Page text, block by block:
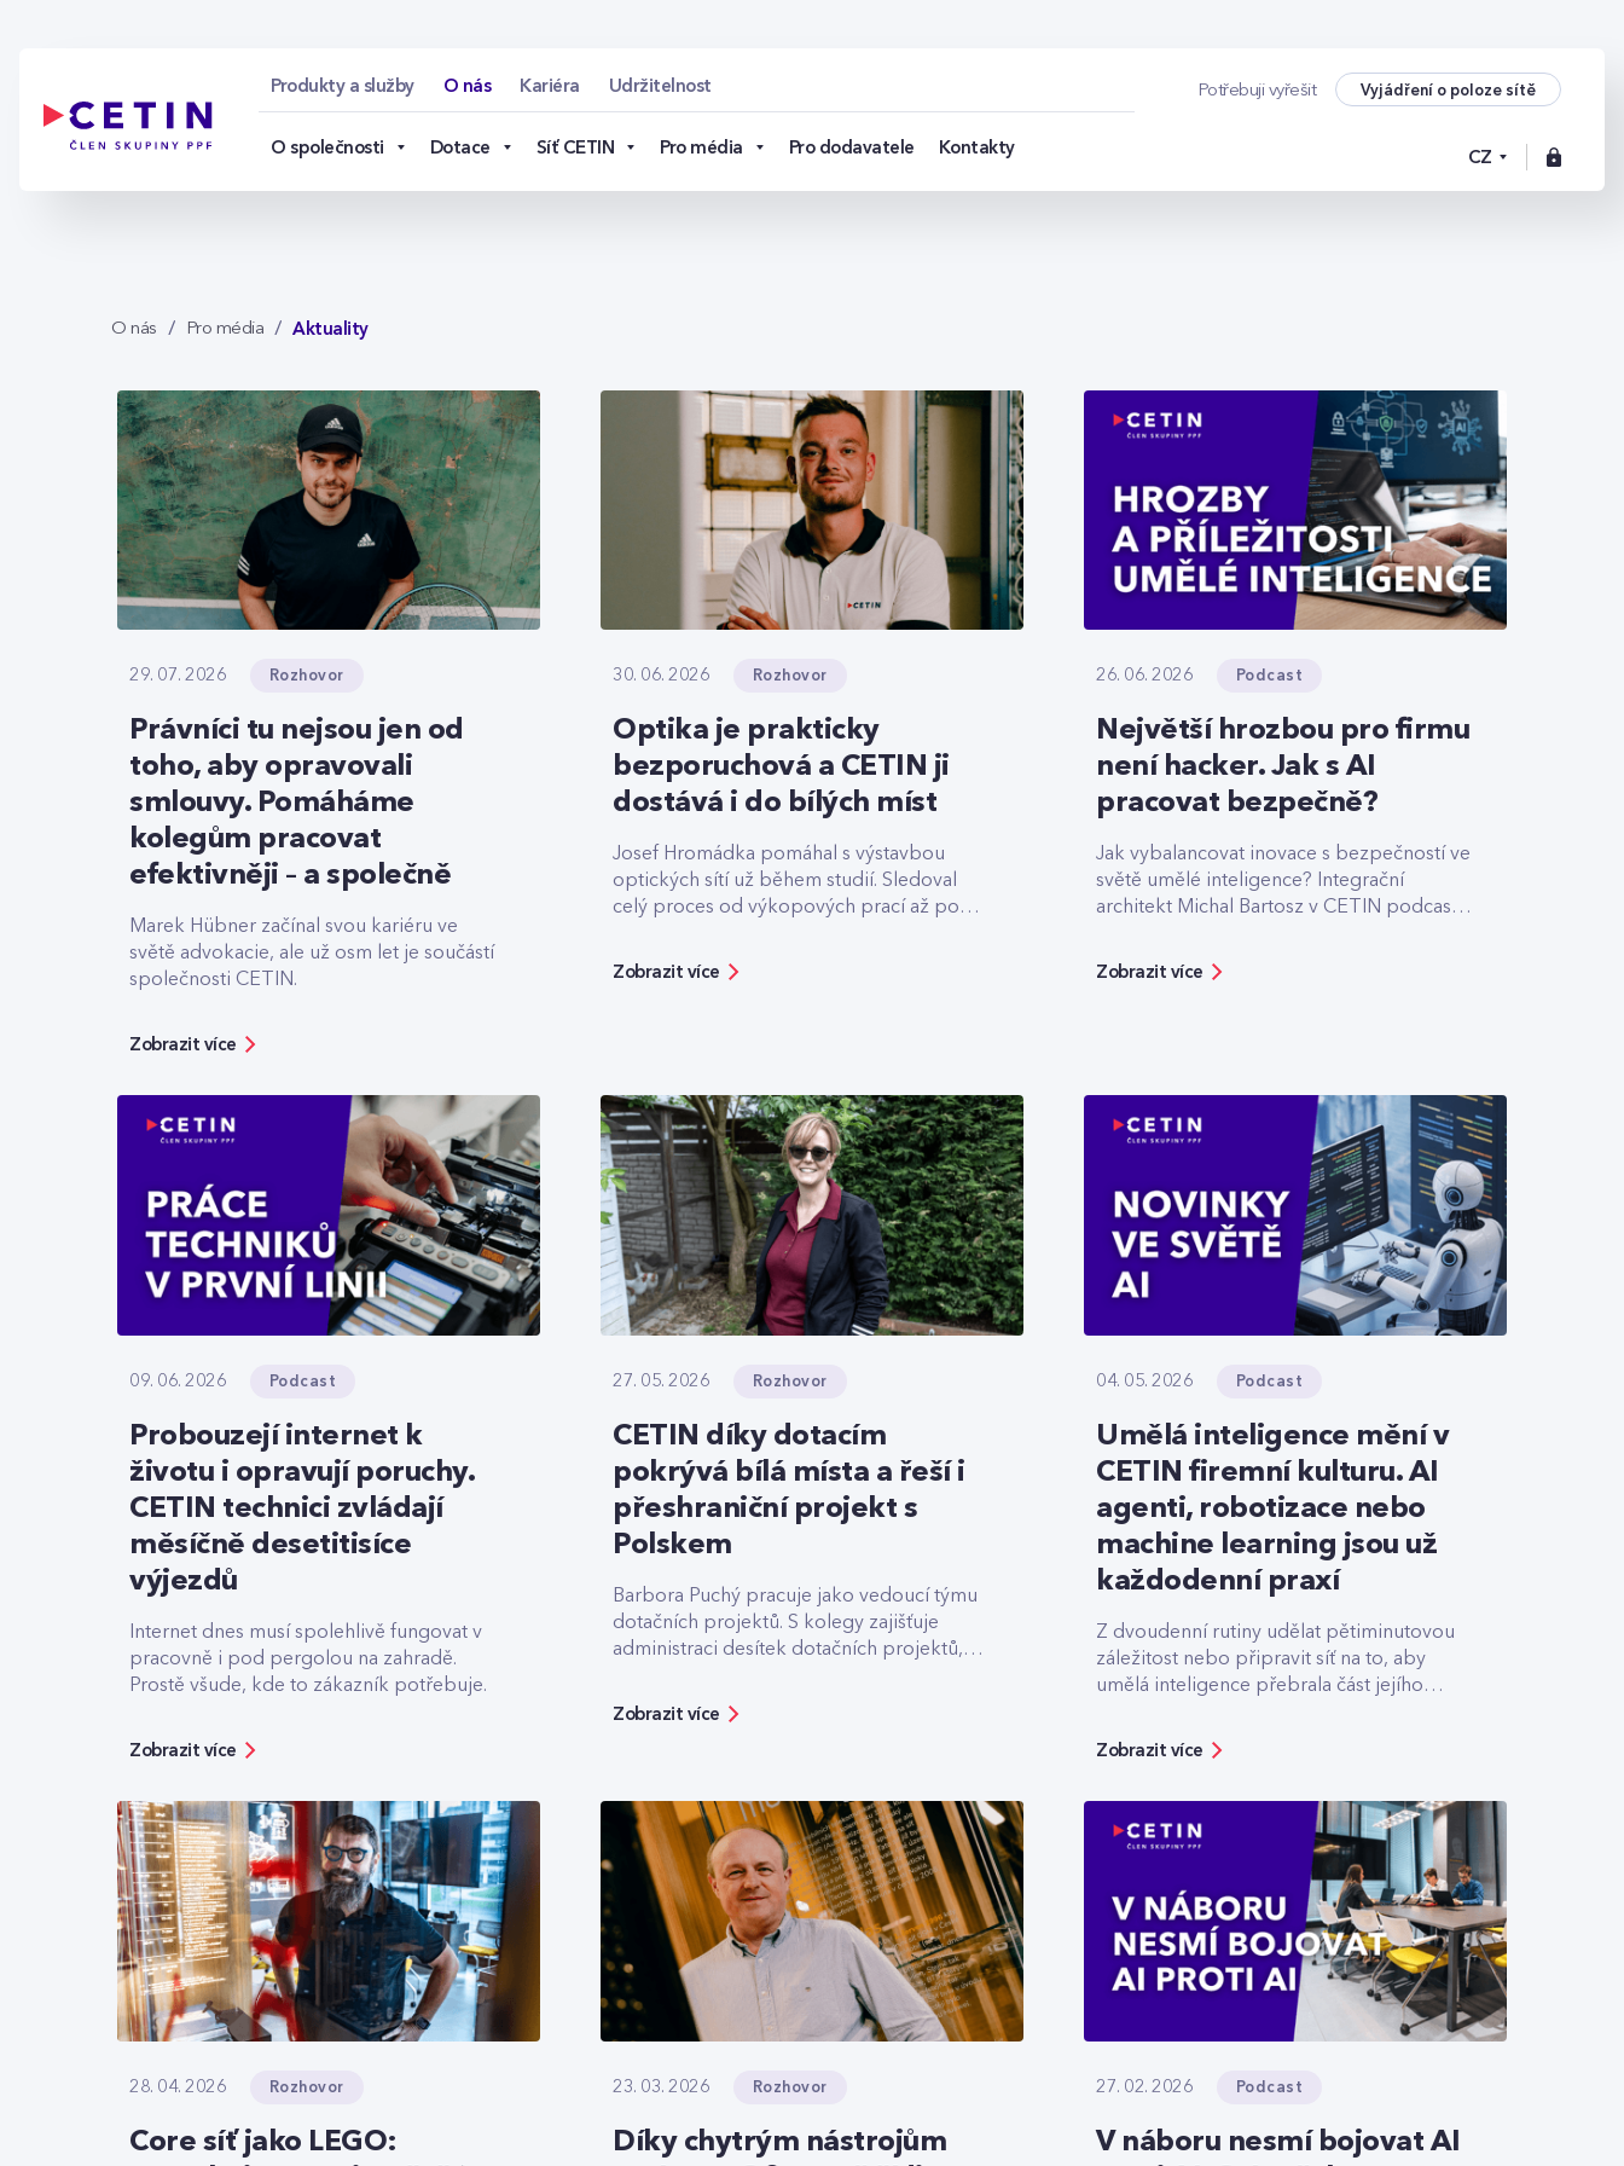
Produkty a služby O nás
O společnosti Dotace Síť CETIN Pro média Pro dodavatele Kontakty
Kariéra Udržitelnost Potřebuji vyřešit Vyjádření o poloze sítě
CZ
O nás Pro média Aktuality
29. 07. 2026 Rozhovor
Právníci tu nejsou jen od
toho, aby opravovali
smlouvy. Pomáháme
kolegům pracovat
efektivněji – a společně
Marek Hübner začínal svou kariéru ve
světě advokacie, ale už osm let je součástí
společnosti CETIN.
Zobrazit více
30. 06. 2026 Rozhovor
Optika je prakticky
bezporuchová a CETIN ji
dostává i do bílých míst
Josef Hromádka pomáhal s výstavbou
optických sítí už během studií. Sledoval
celý proces od výkopových prací až po
Zobrazit více
26. 06. 2026 Podcast
Největší hrozbou pro firmu
není hacker. Jak s AI
pracovat bezpečně?
Jak vybalancovat inovace s bezpečností ve
světě umělé inteligence? Integrační
architekt Michal Bartosz v CETIN podcastu
Varuje před riziky podcenění bezpečnosti,
Zobrazit více
09. 06. 2026 Podcast
Probouzejí internet k
životu i opravují poruchy.
CETIN technici zvládají
měsíčně desetitisíce
výjezdů
Internet dnes musí spolehlivě fungovat v
pracovně i pod pergolou na zahradě.
Prostě všude, kde to zákazník potřebuje.
Zobrazit více
27. 05. 2026 Rozhovor
CETIN díky dotacím
pokrývá bílá místa a řeší i
přeshraniční projekt s
Polskem
Barbora Puchý pracuje jako vedoucí týmu
dotačních projektů. S kolegy zajišťuje
administraci desítek dotačních projektů,
odlehlých lokalitách.
Zobrazit více
04. 05. 2026 Podcast
Umělá inteligence mění v
CETIN firemní kulturu. AI
agenti, robotizace nebo
machine learning jsou už
každodenní praxí
Z dvoudenní rutiny udělat pětiminutovou
záležitost nebo připravit síť na to, aby
umělá inteligence přebrala část jejího
Zobrazit více
28. 04. 2026 Rozhovor
Core síť jako LEGO:
23. 03. 2026 Rozhovor
Díky chytrým nástrojům
27. 02. 2026 Podcast
V náboru nesmí bojovat AI